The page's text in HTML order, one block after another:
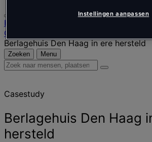
Homepage
Onze werkzaamheden
Berlagehuis Den Haag in ere hersteld
Zoeken Menu
Zoek
plaatsen,
en
inzichten
Casestudy
Berlagehuis Den Haag
hersteld
Instellingen aanpassen